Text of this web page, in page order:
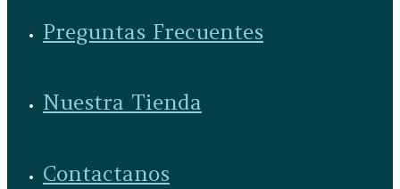
Preguntas Frecuentes
Nuestra Tienda
Contactanos